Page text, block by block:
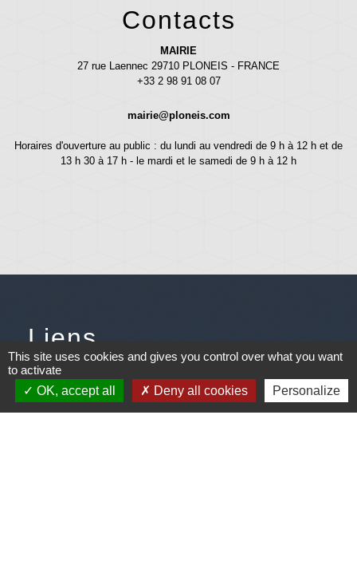
Contacts
MAIRIE
27 rue Laennec 29710 PLONEIS - FRANCE
+33 2 98 91 08 07
mairie@ploneis.com
Horaires d'ouverture au public : du lundi au vendredi de 9 h à 12 h et de
13 h 30 à 17 h - le mardi et le samedi de 9 h à 12 h
Liens
Météo
Ouest France
This site uses cookies and gives you control over what you want
to activate
OK, accept all
Deny all cookies Personalize